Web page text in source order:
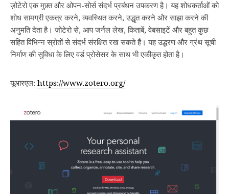
ज़ोटेरो एक मुफ़्त और ओपन-सोर्स संदर्भ प्रबंधन उपकरण है। यह शोधकर्ताओं को
शोध सामग्री एकत्र करने, व्यवस्थित करने, उद्धृत करने और साझा करने की
अनुमति देता है। ज़ोटेरो से, आप जर्नल लेख, किताबें, वेबसाइटें और बहुत कुछ
सहित विभिन्न स्रोतों से संदर्भ संरक्षित रख सकते हैं। यह उद्धरण और ग्रंथ सूची
निर्माण की सुविधा के लिए वर्ड प्रोसेसर के साथ भी एकीकृत होता है।
यूआरएल: https://www.zotero.org/